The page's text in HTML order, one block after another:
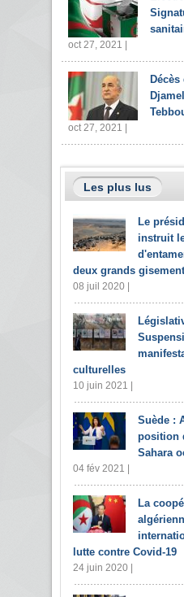
oct 27, 2021 |
oct 27, 2021 |
Les plus lus
Le
instruit
deux grands
08 juil 2020 |
culturelles
10 juin 2021 |
Suède :
position
Sahara
04 fév 2021 |
La
lutte contre Covid-19
24 juin 2020 |